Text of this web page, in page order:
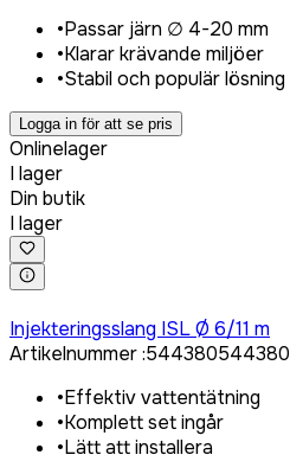
•Passar järn ∅ 4-20 mm
•Klarar krävande miljöer
•Stabil och populär lösning
Logga in för att se pris
Onlinelager
I lager
Din butik
I lager
Injekteringsslang ISL Ø 6/11 m
Artikelnummer:544380544380
•Effektiv vattentätning
•Komplett set ingår
•Lätt att installera